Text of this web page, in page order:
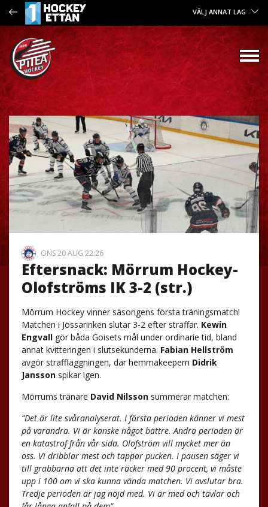
VÄLJ ANNAT LAG
ONS 20 AUG 22:26
Eftersnack: Mörrum Hockey-
Olofströms IK 3-2 (str.)
Mörrum Hockey vinner säsongens första träningsmatch!
Matchen i Jössarinken slutar 3-2 efter straffar. Kewin
Engvallgör båda Goisets mål under ordinarie tid, bland
annat kvitteringen i slutsekunderna. Fabian Hellström
avgör straffläggningen, där hemmakeepern Didrik
Janssonspikar igen.
Mörrums tränare David Nilssonsummerar matchen:
”Det är lite svåranalyserat. I första perioden känner vi mest
på varandra. Vi är kanske något bättre. Andra perioden är
en katastrof från vår sida. Olofström vill mycket mer än
oss. Vi dribblar mest och tappar pucken. I pausen säger vi
till grabbarna att det inte räcker med 90 procent, vi måste
upp i 100 om vi ska kunna vända matchen. Vi avslutar bra.
Tredje perioden är jag nöjd med. Vi är med och tävlar och